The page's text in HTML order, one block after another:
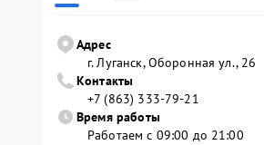
Адрес
г. Луганск, Оборонная ул., 26
Контакты
+7 (863) 333-79-21
Время работы
Работаем с 09:00 до 21:00